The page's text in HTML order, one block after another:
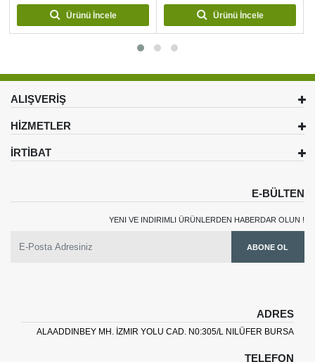
Ürünü İncele Ürünü İncele
ALIŞVERİŞ
HİZMETLER
İRTİBAT
E-BÜLTEN
YENI VE INDIRIMLI ÜRÜNLERDEN HABERDAR OLUN !
ABONE OL
ADRES
ALAADDINBEY MH. İZMIR YOLU CAD. N0:305/L NILÜFER BURSA
TELEFON